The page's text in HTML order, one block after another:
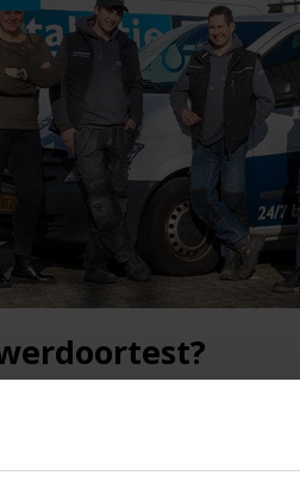
Verstandige keuze.
hieronder geven wij alvast een